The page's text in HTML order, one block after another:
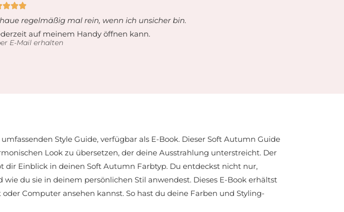
regelmäßig mal rein, wenn ich unsicher bin.
auf meinem Handy öffnen kann.
E-Mail erhalten
Style Guide, verfügbar als E-Book. Dieser Soft Autumn Guide
Look zu übersetzen, der deine Ausstrahlung unterstreicht. Der
dir Einblick in deinen Soft Autumn Farbtyp. Du entdeckst nicht nur,
du sie in deinem persönlichen Stil anwendest. Dieses E-Book erhältst
Computer ansehen kannst. So hast du deine Farben und Styling-